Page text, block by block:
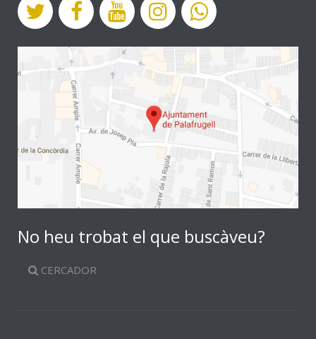
No heu trobat el que buscàveu?
CERCADOR